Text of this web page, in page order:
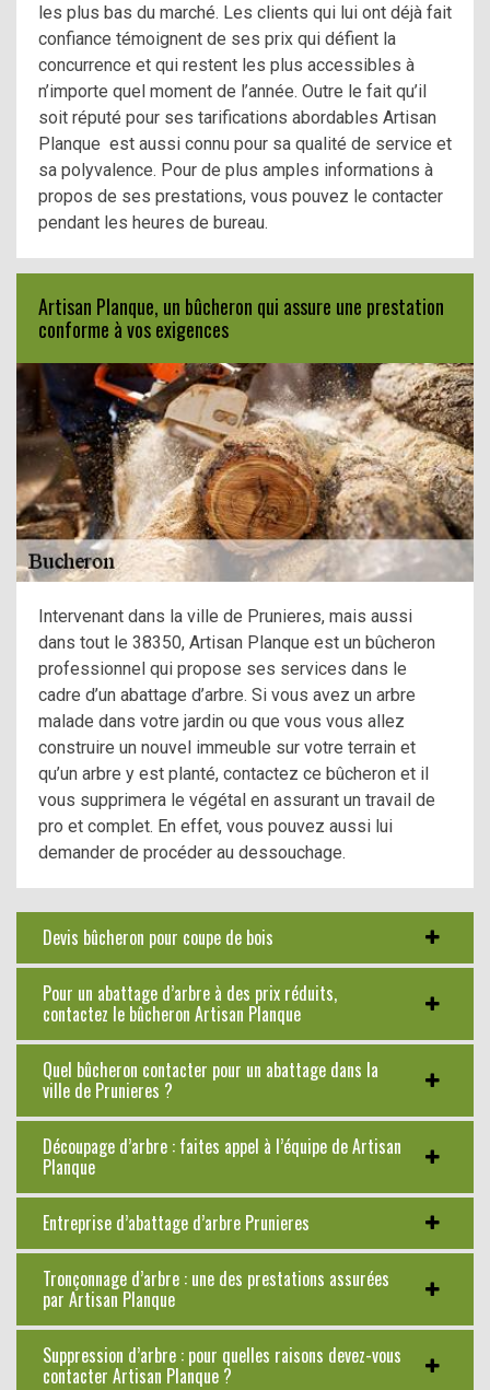
les plus bas du marché. Les clients qui lui ont déjà fait
confiance témoignent de ses prix qui défient la
concurrence et qui restent les plus accessibles à
n’importe quel moment de l’année. Outre le fait qu’il
soit réputé pour ses tarifications abordables Artisan
Planque est aussi connu pour sa qualité de service et
sa polyvalence. Pour de plus amples informations à
propos de ses prestations, vous pouvez le contacter
pendant les heures de bureau.
Artisan Planque, un bûcheron qui assure une prestation
conforme à vos exigences
Intervenant dans la ville de Prunieres, mais aussi
dans tout le 38350, Artisan Planque est un bûcheron
professionnel qui propose ses services dans le
cadre d’un abattage d’arbre. Si vous avez un arbre
malade dans votre jardin ou que vous vous allez
construire un nouvel immeuble sur votre terrain et
qu’un arbre y est planté, contactez ce bûcheron et il
vous supprimera le végétal en assurant un travail de
pro et complet. En effet, vous pouvez aussi lui
demander de procéder au dessouchage.
Devis bûcheron pour coupe de bois
Pour un abattage d’arbre à des prix réduits,
contactez le bûcheron Artisan Planque
Quel bûcheron contacter pour un abattage dans la
ville de Prunieres ?
Découpage d’arbre : faites appel à l’équipe de Artisan
Planque
Entreprise d’abattage d’arbre Prunieres
Tronçonnage d’arbre : une des prestations assurées
par Artisan Planque
Suppression d’arbre : pour quelles raisons devez-vous
contacter Artisan Planque ?